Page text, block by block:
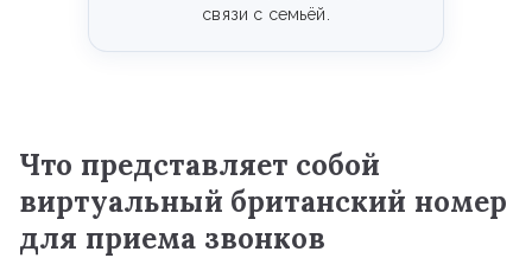
связи с семьёй.
Что представляет собой
виртуальный британский номер
для приема звонков